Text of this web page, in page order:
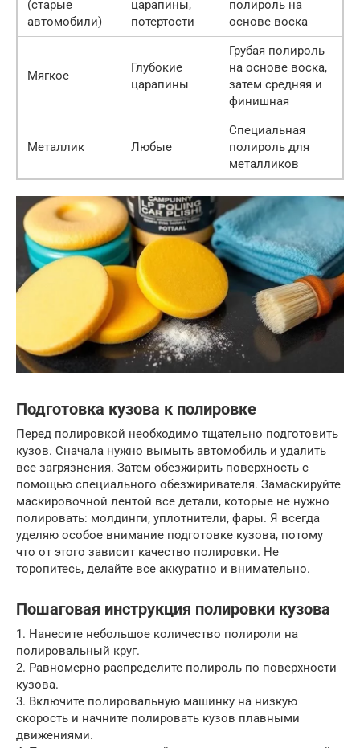
(старые
автомобили)
царапины,
потертости
полироль на
основе воска
Мягкое
Глубокие
царапины
Грубая полироль
на основе воска,
затем средняя и
финишная
Металлик Любые
Специальная
полироль для
металликов
Подготовка кузова к полировке
Перед полировкой необходимо тщательно подготовить
кузов. Сначала нужно вымыть автомобиль и удалить
все загрязнения. Затем обезжирить поверхность с
помощью специального обезжиривателя. Замаскируйте
маскировочной лентой все детали, которые не нужно
полировать: молдинги, уплотнители, фары. Я всегда
уделяю особое внимание подготовке кузова, потому
что от этого зависит качество полировки. Не
торопитесь, делайте все аккуратно и внимательно.
Пошаговая инструкция полировки кузова
1. Нанесите небольшое количество полироли на
полировальный круг.
2. Равномерно распределите полироль по поверхности
кузова.
3. Включите полировальную машинку на низкую
скорость и начните полировать кузов плавными
движениями.